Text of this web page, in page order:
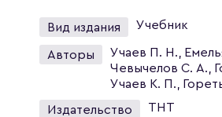
Вид издания Учебник
Авторы
Учаев П. Н.,
Чевычелов С. А.,
Учаев К. П.,
Издательство ТНТ